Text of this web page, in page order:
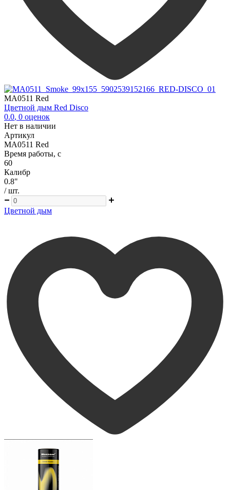
MA0511 Red
Цветной дым Red Disco
0.0, 0 оценок
Нет в наличии
Артикул
MA0511 Red
Время работы, с
60
Калибр
0.8"
/ шт.
Цветной дым